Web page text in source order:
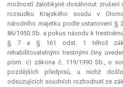
možností žalobkyně dosáhnout zrušení
rozsudku Krajského soudu v
národního majetku podle ustanovení §
86/1950 Sb. a pokus návodu k
§ 7 a § 161 odst. 1 téhož
rehabilitovatelnými trestnými činy
písm. c) zákona č. 119/1990 Sb., o
pozdějších předpisů, u nichž
odsuzujících soudních rozhodnutí ze